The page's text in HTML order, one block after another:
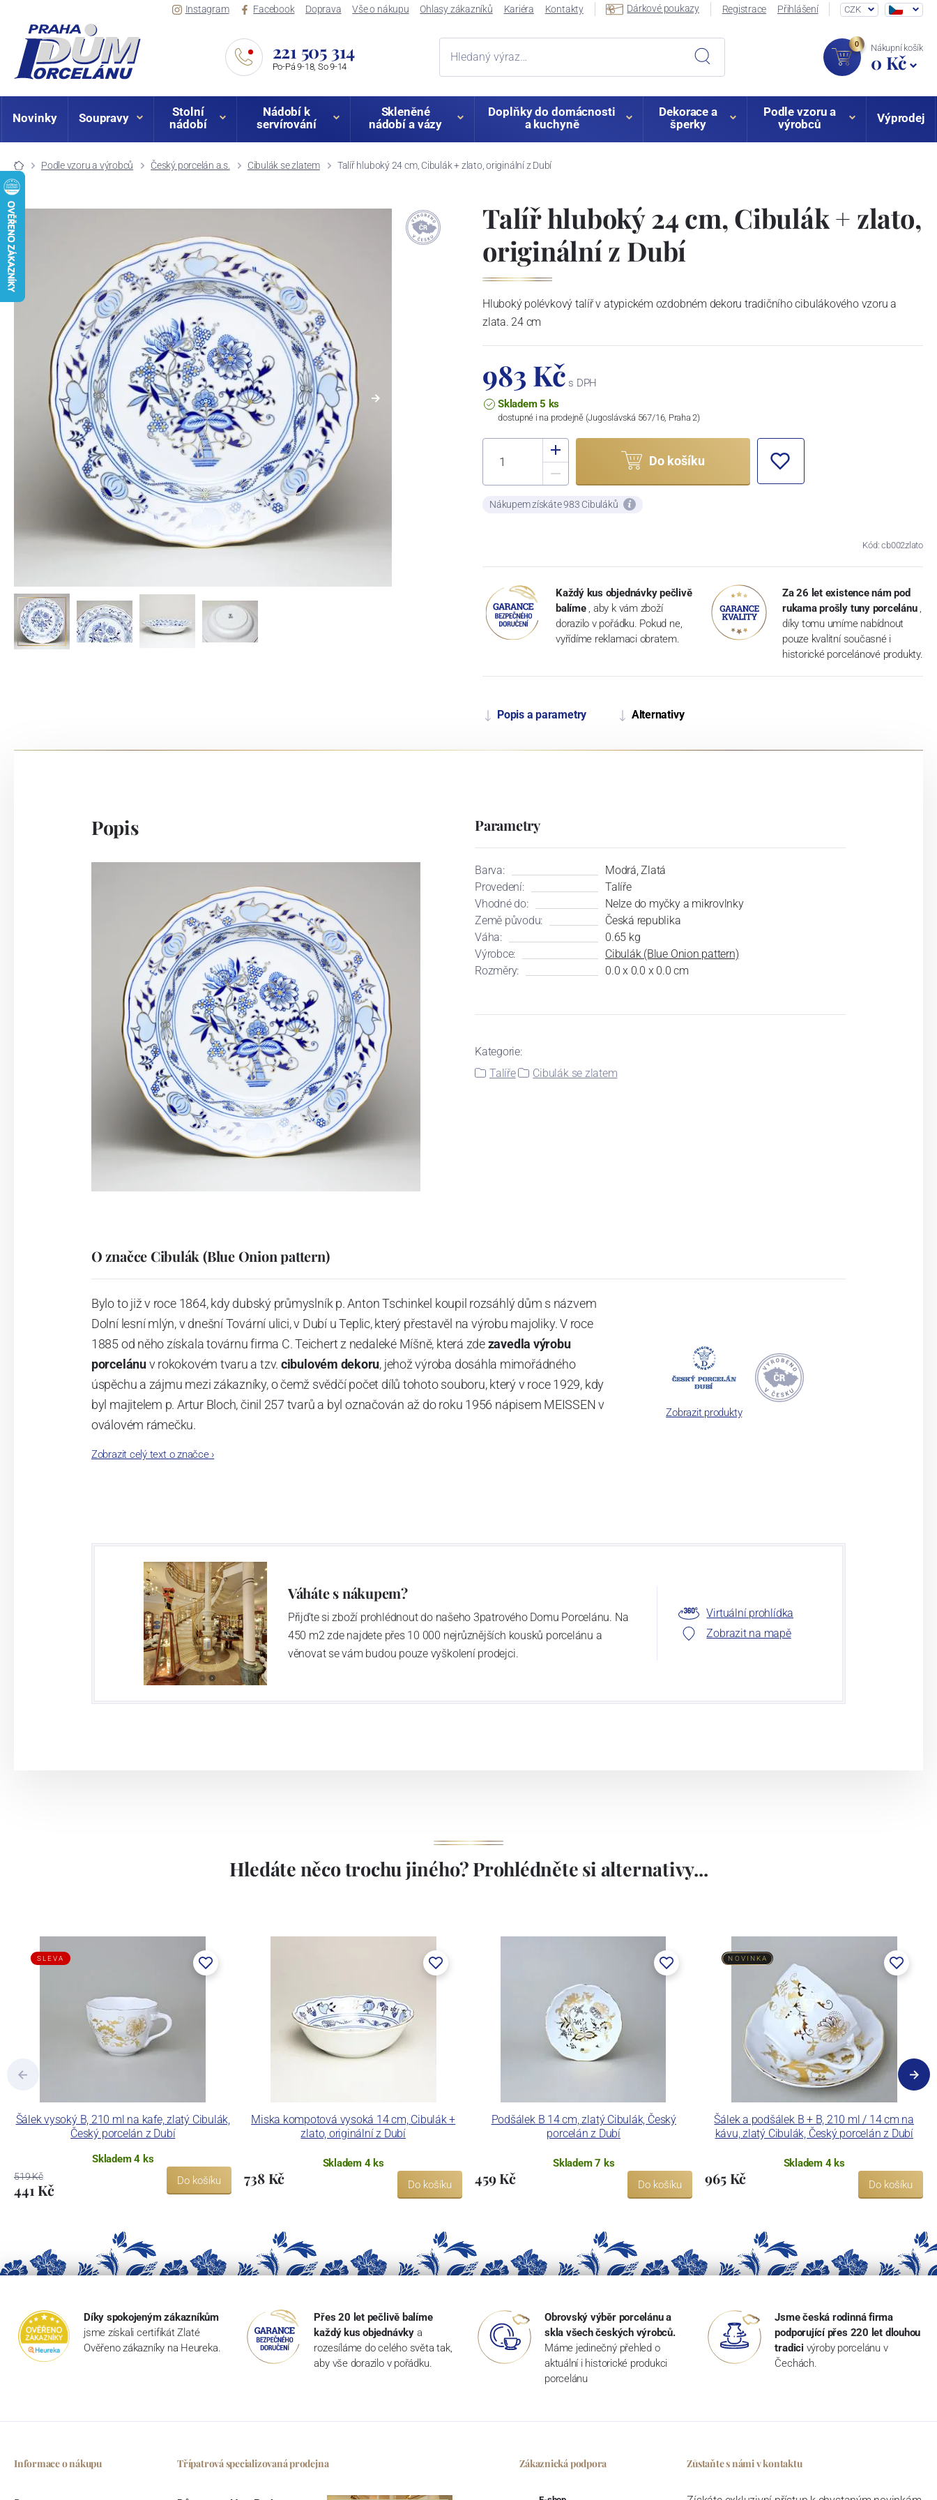
Instagram Facebook Doprava Vše o nákupu Ohlasy zákazníků Kariéra Kontakty Dárkové poukazy Registrace Přihlášení CZK
221 505 314
Po-Pá 9-18, So 9-14
0 Nákupní košík
0 Kč
Novinky Soupravy
Stolní
nádobí
Nádobí k
servírování
Skleněné
nádobí a vázy
Doplňky do domácnosti
a kuchyně
Dekorace a
šperky
Podle vzoru a
výrobců
Výprodej
Podle vzoru a výrobců Český porcelán a.s. Cibulák se zlatem Talíř hluboký 24 cm, Cibulák + zlato, originální z Dubí
Talíř hluboký 24 cm, Cibulák + zlato,
originální z Dubí
Hluboký polévkový talíř v atypickém ozdobném dekoru tradičního cibulákového vzoru a
zlata. 24 cm
983 Kč s DPH
Skladem 5 ks
dostupné i na prodejně (Jugoslávská 567/16, Praha 2)
Do košíku
Nákupem získáte 983 Cibuláků
Kód: cb002zlato
Každý kus objednávky pečlivě
balíme , aby k vám zboží
dorazilo v pořádku. Pokud ne,
vyřídíme reklamaci obratem.
Za 26 let existence nám pod
rukama prošly tuny porcelánu ,
díky tomu umíme nabídnout
pouze kvalitní současné i
historické porcelánové produkty.
Popis a parametry Alternativy
Popis Parametry
Barva:
Modrá, Zlatá
Provedení:
Talíře
Vhodné do:
Nelze do myčky a mikrovlnky
Země původu:
Česká republika
Váha:
0.65 kg
Výrobce:
Cibulák (Blue Onion pattern)
Rozměry:
0.0 x 0.0 x 0.0 cm
Kategorie:
Talíře
Cibulák se zlatem
O značce Cibulák (Blue Onion pattern)
Bylo to již v roce 1864, kdy dubský průmyslník p. Anton Tschinkel koupil rozsáhlý dům s názvem
Dolní lesní mlýn, v dnešní Tovární ulici, v Dubí u Teplic, který přestavěl na výrobu majoliky. V roce
1885 od něho získala továrnu firma C. Teichert z nedaleké Míšně, která zdezavedla výrobu
porcelánuv rokokovém tvaru a tzv. cibulovém dekoru, jehož výroba dosáhla mimořádného
úspěchu a zájmu mezi zákazníky, o čemž svědčí počet dílů tohoto souboru, který v roce 1929, kdy
byl majitelem p. Artur Bloch, činil 257 tvarů a byl označován až do roku 1956 nápisem MEISSEN v
oválovém rámečku.
Dnes, kdy čtete tento úvod, nese firma název
Zobrazit celý text o značce›
Zobrazit produkty
Váháte s nákupem?
Přijďte si zboží prohlédnout do našeho 3patrového Domu Porcelánu. Na
450 m2 zde najdete přes 10 000 nejrůznějších kousků porcelánu a
věnovat se vám budou pouze vyškolení prodejci.
Virtuální prohlídka
Zobrazit na mapě
Hledáte něco trochu jiného? Prohlédněte si alternativy...
Šálek vysoký B, 210 ml na kafe, zlatý Cibulák,
Český porcelán z Dubí
SLEVA
Skladem 4 ks
519 Kč
441 Kč
Do košíku
Miska kompotová vysoká 14 cm, Cibulák +
zlato, originální z Dubí
Skladem 4 ks
738 Kč Do košíku
Podšálek B 14 cm, zlatý Cibulák, Český
porcelán z Dubí
Skladem 7 ks
459 Kč Do košíku
Šálek a podšálek B + B, 210 ml / 14 cm na
kávu, zlatý Cibulák, Český porcelán z Dubí
NOVINKA
Skladem 4 ks
965 Kč Do košíku
Díky spokojeným zákazníkům
jsme získali certifikát Zlaté
Ověřeno zákazníky na Heureka.
Přes 20 let pečlivě balíme
každý kus objednávky a
rozesíláme do celého světa tak,
aby vše dorazilo v pořádku.
Obrovský výběr porcelánu a
skla všech českých výrobců.
Máme jedinečný přehled o
aktuální i historické produkci
porcelánu
Jsme česká rodinná firma
podporující přes 220 let dlouhou
tradici výroby porcelánu v
Čechách.
Informace o nákupu Třípatrová specializovaná prodejna Zákaznická podpora Zůstaňte s námi v kontaktu